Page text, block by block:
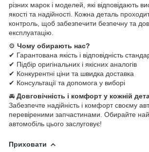
різних марок і моделей, які відповідають
якості та надійності. Кожна деталь
контроль, щоб забезпечити безпечну та
експлуатацію.
⚙ Чому обирають нас?
✔ Гарантована якість і відповідність
✔ Підбір оригінальних і якісних аналогів
✔ Конкурентні ціни та швидка доставка
✔ Консультації та допомога у виборі
🚘 Довговічність і комфорт у кожній
Забезпечте надійність і комфорт своєму
перевіреними запчастинами. Обирайте
автомобіль цього заслуговує!
Приховати